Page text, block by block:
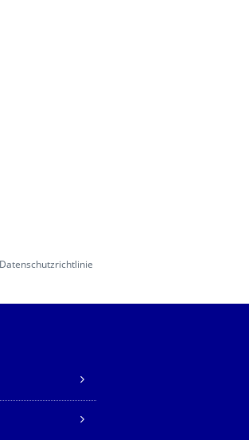
Datenschutzrichtlinie